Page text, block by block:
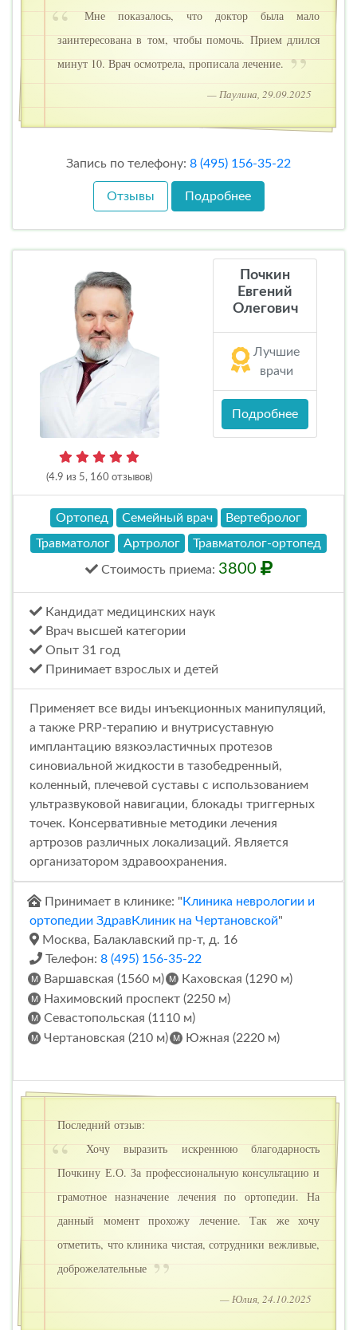
Мне показалось, что доктор была мало
заинтересована в том, чтобы помочь. Прием длился
минут 10. Врач осмотрела, прописала лечение.
— Паулина, 29.09.2025
Запись по телефону: 8 (495) 156-35-22
Отзывы Подробнее
(4.9 из 5, 160 отзывов)
Почкин
Евгений
Олегович
Лучшие
врачи
Подробнее
Ортопед Семейный врач
Вертебролог
Травматолог
Артролог Травматолог-ортопед
Стоимость приема: 3800
Кандидат медицинских наук
Врач высшей категории
Опыт 31 год
Принимает взрослых и детей
Применяет все виды инъекционных манипуляций,
а также PRP-терапию и внутрисуставную
имплантацию вязкоэластичных протезов
синовиальной жидкости в тазобедренный,
коленный, плечевой суставы с использованием
ультразвуковой навигации, блокады триггерных
точек. Консервативные методики лечения
артрозов различных локализаций. Является
организатором здравоохранения.
Принимает в клинике: " Клиника неврологии и
ортопедии ЗдравКлиник на Чертановской"
Москва, Балаклавский пр-т, д. 16
Телефон: 8 (495) 156-35-22
Варшавская (1560 м)
Каховская (1290 м)
Нахимовский проспект (2250 м)
Севастопольская (1110 м)
Чертановская (210 м)
Южная (2220 м)
Последний отзыв:
Хочу выразить искреннюю благодарность
Почкину Е.О. За профессиональную консультацию и
грамотное назначение лечения по ортопедии. На
данный момент прохожу лечение. Так же хочу
отметить, что клиника чистая, сотрудники вежливые,
доброжелательные
— Юлия, 24.10.2025